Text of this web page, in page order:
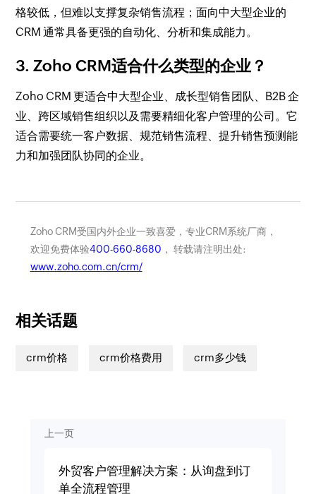
格较低，但难以支撑复杂销售流程；面向中大型企业的
CRM 通常具备更强的自动化、分析和集成能力。
3. Zoho CRM适合什么类型的企业？
Zoho CRM 更适合中大型企业、成长型销售团队、B2B 企
业、跨区域销售组织以及需要精细化客户管理的公司。它
适合需要统一客户数据、规范销售流程、提升销售预测能
力和加强团队协同的企业。
Zoho CRM受国内外企业一致喜爱，专业CRM系统厂商，
欢迎免费体验400-660-8680 ， 转载请注明出处:
www.zoho.com.cn/crm/
相关话题
crm价格 crm价格费用 crm多少钱
上一页
外贸客户管理解决方案：从询盘到订
单全流程管理